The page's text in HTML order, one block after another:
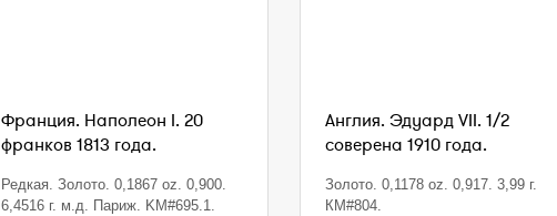
Франция. Наполеон I. 20
франков 1813 года.
Редкая. Золото. 0,1867 oz. 0,900.
6,4516 г. м.д. Париж. KM#695.1.
Англия. Эдуард VII. 1/2
соверена 1910 года.
Золото. 0,1178 oz. 0,917. 3,99 г.
КМ#804.